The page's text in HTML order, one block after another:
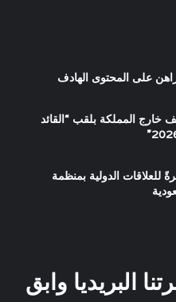
على المحتوى الهادف
خارج المملكة بلقب “القائد
للعلاقات الدولية بمنظمة
البريديا وابق